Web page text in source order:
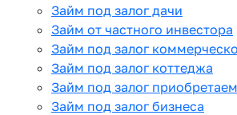
Займ под залог дачи
Займ от частного инвестора
Займ под залог
Займ под залог коттеджа
Займ под залог
Займ под залог бизнеса